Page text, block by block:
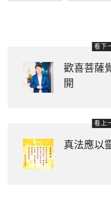
看下
歡喜菩薩
開
看上
真法應以